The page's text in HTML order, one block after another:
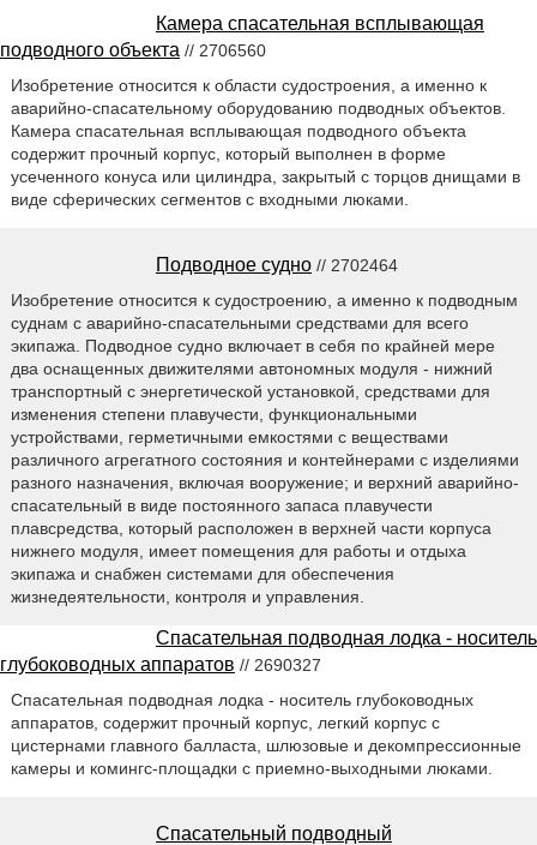
Камера спасательная всплывающая
подводного объекта // 2706560
Изобретение относится к области судостроения, а именно к
аварийно-спасательному оборудованию подводных объектов.
Камера спасательная всплывающая подводного объекта
содержит прочный корпус, который выполнен в форме
усеченного конуса или цилиндра, закрытый с торцов днищами в
виде сферических сегментов с входными люками.
Подводное судно // 2702464
Изобретение относится к судостроению, а именно к подводным
суднам с аварийно-спасательными средствами для всего
экипажа. Подводное судно включает в себя по крайней мере
два оснащенных движителями автономных модуля - нижний
транспортный с энергетической установкой, средствами для
изменения степени плавучести, функциональными
устройствами, герметичными емкостями с веществами
различного агрегатного состояния и контейнерами с изделиями
разного назначения, включая вооружение; и верхний аварийно-
спасательный в виде постоянного запаса плавучести
плавсредства, который расположен в верхней части корпуса
нижнего модуля, имеет помещения для работы и отдыха
экипажа и снабжен системами для обеспечения
жизнедеятельности, контроля и управления.
Спасательная подводная лодка - носитель
глубоководных аппаратов // 2690327
Спасательная подводная лодка - носитель глубоководных
аппаратов, содержит прочный корпус, легкий корпус с
цистернами главного балласта, шлюзовые и декомпрессионные
камеры и комингс-площадки с приемно-выходными люками.
Спасательный подводный